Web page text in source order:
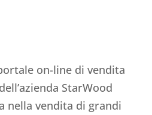
on-line di vendita
StarWood
nella vendita di grandi